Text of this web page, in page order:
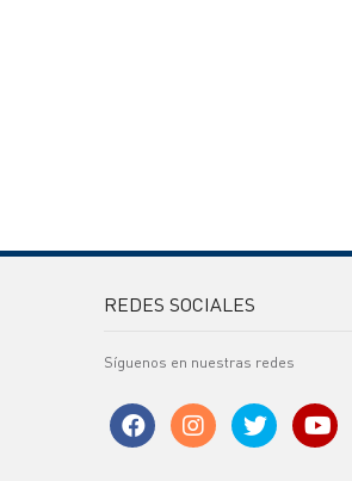
REDES SOCIALES
Síguenos en nuestras redes